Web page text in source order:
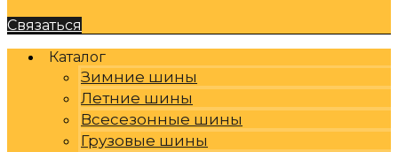
Связаться
Каталог
Зимние шины
Летние шины
Всесезонные шины
Грузовые шины